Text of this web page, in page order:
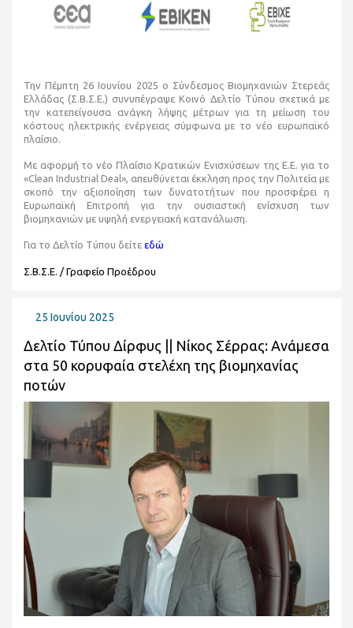
Την Πέμπτη 26 Ιουνίου 2025 ο Σύνδεσμος Βιομηχανιών Στερεάς
Ελλάδας (Σ.Β.Σ.Ε.) συνυπέγραψε Κοινό Δελτίο Τύπου σχετικά με
την κατεπείγουσα ανάγκη λήψης μέτρων για τη μείωση του
κόστους ηλεκτρικής ενέργειας σύμφωνα με το νέο ευρωπαϊκό
πλαίσιο.
Με αφορμή το νέο Πλαίσιο Κρατικών Ενισχύσεων της Ε.Ε. για τo
«Clean Industrial Deal», απευθύνεται έκκληση προς την Πολιτεία με
σκοπό την αξιοποίηση των δυνατοτήτων που προσφέρει η
Ευρωπαϊκή Επιτροπή για την ουσιαστική ενίσχυση των
βιομηχανιών με υψηλή ενεργειακή κατανάλωση.
Για το Δελτίο Τύπου δείτε εδώ
Σ.Β.Σ.Ε. / Γραφείο Προέδρου
25 Ιουνίου 2025
Δελτίο Τύπου Δίρφυς || Νίκος Σέρρας: Ανάμεσα
στα 50 κορυφαία στελέχη της βιομηχανίας
ποτών